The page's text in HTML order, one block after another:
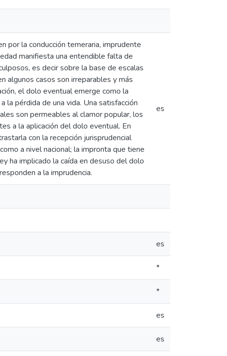
por la conducción temeraria, imprudente
manifiesta una entendible falta de
es decir sobre la base de escalas
algunos casos son irreparables y más
el dolo eventual emerge como la
la pérdida de una vida. Una satisfacción
son permeables al clamor popular, los
a la aplicación del dolo eventual. En
con la recepción jurisprudencial
a nivel nacional; la impronta que tiene
ha implicado la caída en desuso del dolo
a la imprudencia.
es
es
*
*
es
es